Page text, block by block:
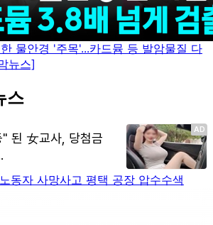
물안경 '주목'...카드뮴 등 발암물질 다
뉴스]
스
동자 사망사고 평택 공장 압수수색